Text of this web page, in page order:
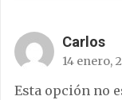
Carlos
14 enero,
Esta opción no